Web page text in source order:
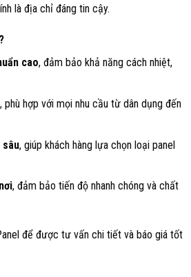
là địa chỉ đáng tin cậy.
cao, đảm bảo khả năng cách nhiệt,
, phù hợp với mọi nhu cầu từ dân dụng đến
sâu, giúp khách hàng lựa chọn loại panel
, đảm bảo tiến độ nhanh chóng và chất
để được tư vấn chi tiết và báo giá tốt